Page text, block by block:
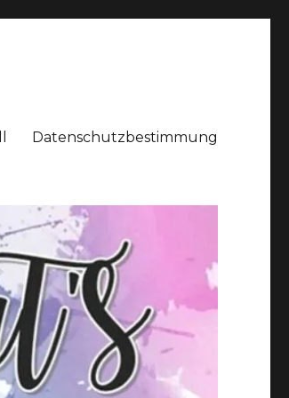
Datenschutzbestimmung